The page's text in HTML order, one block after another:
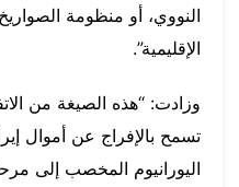
النووي، أو منظومة
الإقليمية”.
وزادت: “هذه الصيغة من
تسمح بالإفراج عن أموال
اليورانيوم المخصب إلى